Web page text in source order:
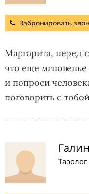
Забронировать
Маргарита, перед
что еще
и попроси
поговорить с
Таролог